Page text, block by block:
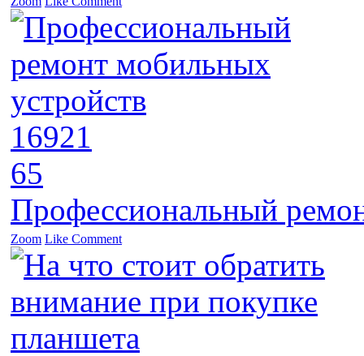
16921
65
Профессиональный
Zoom Like Comment